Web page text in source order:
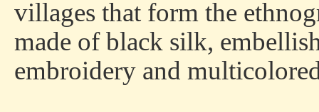
villages that form the
made of black silk,
embroidery and